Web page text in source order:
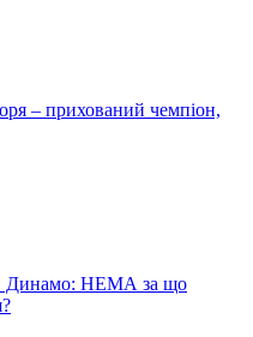
– прихований чемпіон,
Динамо: НЕМА за що